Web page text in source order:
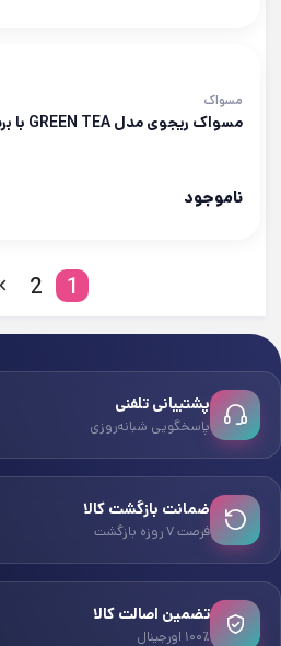
مسواک
مسواک ریجوی مدل GREEN TEA با برس نرم
ناموجود
1
2
پشتیبانی تلفنی
پاسخگویی شبانه‌روزی
ضمانت بازگشت کالا
فرصت ۷ روزه بازگشت
تضمین اصالت کالا
۱۰۰٪ اورجینال